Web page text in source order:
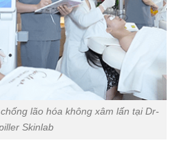
lão hóa không xâm lấn tại Dr-
Skinlab